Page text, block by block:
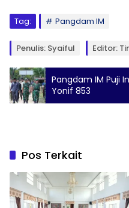
Tag: Pangdam IM
Penulis: Syaiful Editor:
Pangdam IM Puji
Yonif 853
Pos Terkait